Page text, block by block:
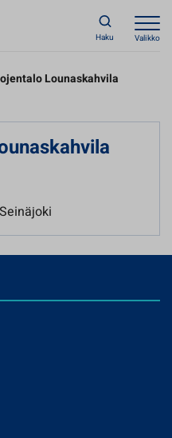
Haku Valikko
Lounaskahvila